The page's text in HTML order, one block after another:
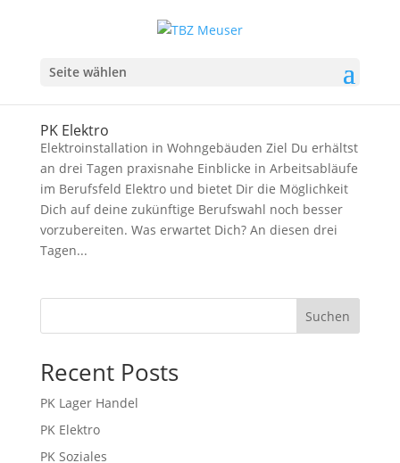
Seite wählen
PK Elektro
Elektroinstallation in Wohngebäuden Ziel Du erhältst
an drei Tagen praxisnahe Einblicke in Arbeitsabläufe
im Berufsfeld Elektro und bietet Dir die Möglichkeit
Dich auf deine zukünftige Berufswahl noch besser
vorzubereiten. Was erwartet Dich? An diesen drei
Tagen...
Suchen
Recent Posts
PK Lager Handel
PK Elektro
PK Soziales